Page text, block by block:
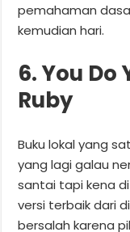
pemahaman
kemudian hari.
6. You Do
Ruby
Buku lokal yang
yang lagi galau
santai tapi kena
versi terbaik dari
bersalah karena